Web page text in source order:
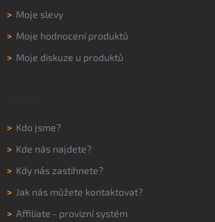
> Moje slevy
> Moje hodnocení produktů
> Moje diskuze u produktů
> Kdo jsme?
> Kde nás najdete?
> Kdy nás zastihnete?
> Jak nás můžete kontaktovat?
> Affiliate - provizní systém